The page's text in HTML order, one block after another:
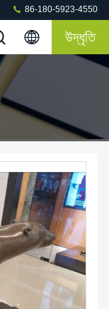
86-180-5923-4550
উদ্ধৃতি